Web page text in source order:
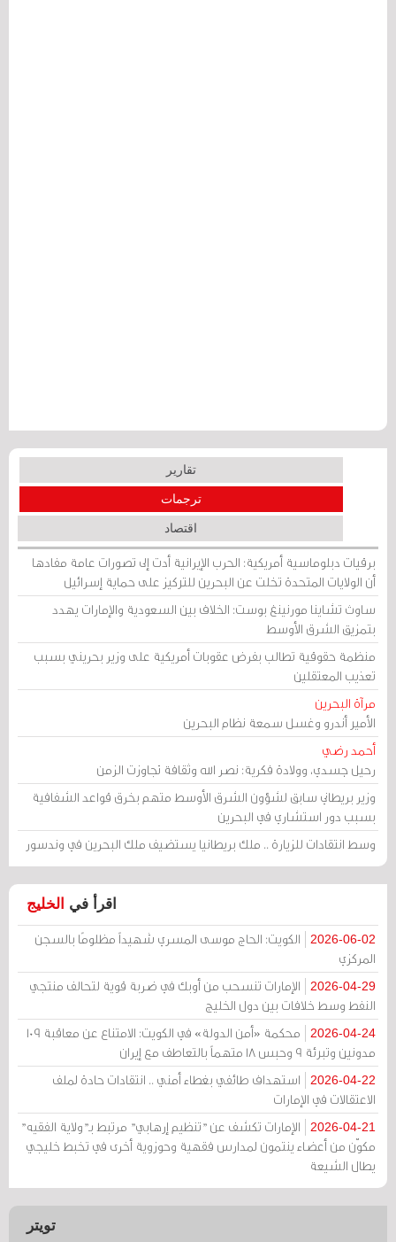
تقارير
ترجمات
اقتصاد
برقيات دبلوماسية أمريكية: الحرب الإيرانية أدت إلى تصورات عامة مفادها
أن الولايات المتحدة تخلت عن البحرين للتركيز على حماية إسرائيل
ساوث تشاينا مورنينغ بوست: الخلاف بين السعودية والإمارات يهدد
بتمزيق الشرق الأوسط
منظمة حقوقية تطالب بفرض عقوبات أمريكية على وزير بحريني بسبب
تعذيب المعتقلين
مرآة البحرين
الأمير أندرو وغسل سمعة نظام البحرين
أحمد رضي
رحيل جسدي، وولادة فكرية: نصر الله وثقافة تجاوزت الزمن
وزير بريطاني سابق لشؤون الشرق الأوسط متهم بخرق قواعد الشفافية
بسبب دور استشاري في البحرين
وسط انتقادات للزيارة .. ملك بريطانيا يستضيف ملك البحرين في وندسور
اقرأ في الخليج
2026-06-02
الكويت: الحاج موسى المسري شهيداً مظلومًا بالسجن
المركزي
2026-04-29
الإمارات تنسحب من أوبك في ضربة قوية لتحالف منتجي
النفط وسط خلافات بين دول الخليج
2026-04-24
محكمة «أمن الدولة» في الكويت: الامتناع عن معاقبة 109
مدونين وتبرئة 9 وحبس 18 متهماً بالتعاطف مع إيران
2026-04-22
استهداف طائفي بغطاء أمني .. انتقادات حادة لملف
الاعتقالات في الإمارات
2026-04-21
الإمارات تكشف عن "تنظيم إرهابي" مرتبط بـ"ولاية الفقيه"
مكوّن من أعضاء ينتمون لمدارس فقهية وحوزوية أخرى في تخبط خليجي
يطال الشيعة
تويتر